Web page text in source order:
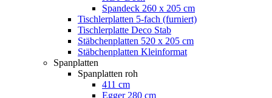
Spandeck 260 x 205 cm
Tischlerplatten 5-fach (furniert)
Tischlerplatte Deco Stab
Stäbchenplatten 520 x 205 cm
Stäbchenplatten Kleinformat
Spanplatten
Spanplatten roh
411 cm
Egger 280 cm